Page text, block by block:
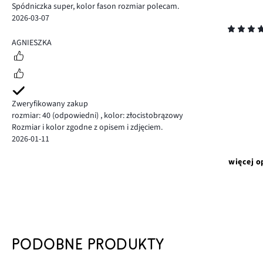
Spódniczka super, kolor fason rozmiar polecam.
2026-03-07
5
AGNIESZKA
Zweryfikowany zakup
rozmiar: 40 (odpowiedni) , kolor: złocistobrązowy
Rozmiar i kolor zgodne z opisem i zdjęciem.
2026-01-11
więcej
PODOBNE PRODUKTY